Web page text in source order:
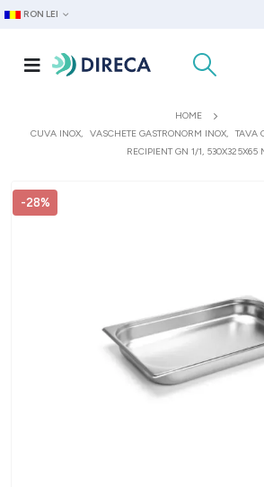
RON LEI
HOME
CUVA INOX, VASCHETE GASTRONORM INOX, TAVA
RECIPIENT GN 1/1, 530X325X65
-28%